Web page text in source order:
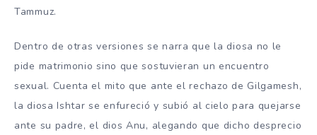
Tammuz.
Dentro de otras versiones se narra que la diosa no le
pide matrimonio sino que sostuvieran un encuentro
sexual. Cuenta el mito que ante el rechazo de Gilgamesh,
la diosa Ishtar se enfureció y subió al cielo para quejarse
ante su padre, el dios Anu, alegando que dicho desprecio